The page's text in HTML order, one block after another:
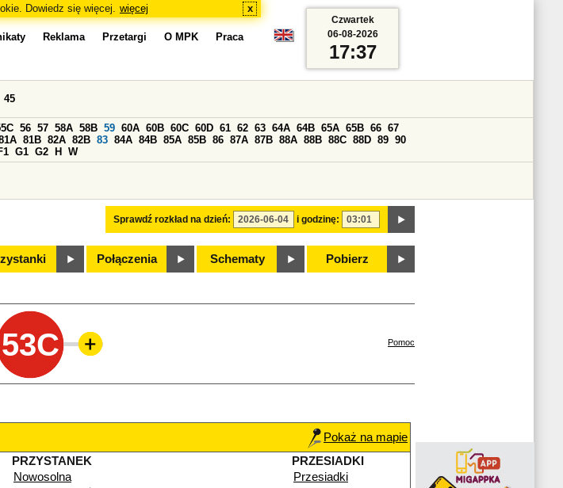
Dowiedz się więcej. więcej x
Reklama Przetargi O MPK Praca
Sprawdź rozkład na dzień: i godzinę:
45
56 57 58A 58B 59 60A 60B 60C 60D 61 62 63 64A 64B 65A 65B 66 67
81B 82A 82B 83 84A 84B 85A 85B 86 87A 87B 88A 88B 88C 88D 89 90
G1 G2 H W
Połączenia Schematy Pobierz
Czwartek
06-08-2026
17:37
53C Pomoc
Pokaż na mapie
PRZYSTANEK
PRZESIADKI
Nowosolna
Przesiadki